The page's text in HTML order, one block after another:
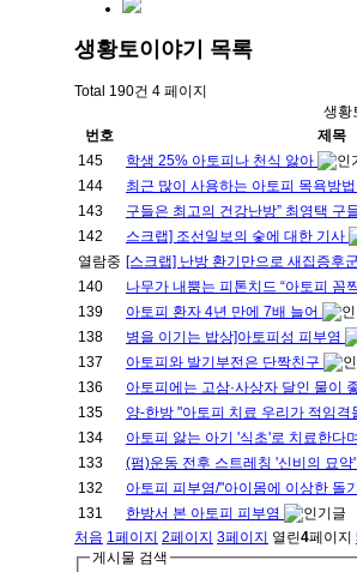
생황토이야기 목록
Total 190건 4 페이지
생황
번호
제목
145
학생 25% 아토피나 천식 앓아
144
최근 많이 사용하는 아토피 목욕방법
143
구들은 최고의 건강난방” 최영택 구
142
스크랩] 조선일보의 숯에 대한 기사
열람중 [스크랩] 난방 환기만으로 새집증후
140
나무가 내뿜는 피톤치드 “아토피 꼼
139
아토피 환자 4년 만에 7배 늘어
138
병을 이기는 밥상]아토피성 피부염
137
아토피와 발기부전은 단짝친구
136
아토피에는 고삼·사상자 달인 물이
135
양-한방 "아토피 치료 우리가 적임격
134
아토피 앓는 아기 '식초'로 치료한다
133
(펌)운동 전후 스트레칭 '신비의 묘약'
132
아토피 피부염/"아이몸에 이상한 돌
131
한방서 본 아토피 피부염
처음 1 페이지 2페이지 3페이지 열린4페이지
게시물 검색